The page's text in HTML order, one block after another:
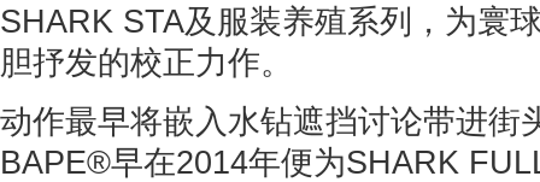
SHARK STA及服装养殖系列，为寰
胆抒发的校正力作。
动作最早将嵌入水钻遮挡讨论带进街
BAPE®早在2014年便为SHARK